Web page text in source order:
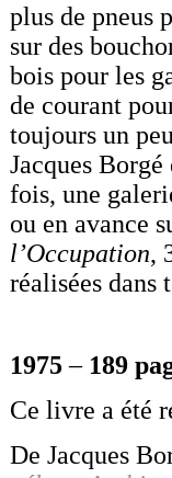
plus de pneus
sur des
bois pour les
de courant
toujours un
Jacques
fois, une
ou en avance
l’Occupation,
réalisées dans
1975– 189
Ce livre a été
De Jacques